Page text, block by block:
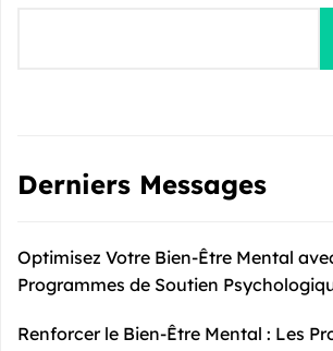
Derniers Messages
Optimisez Votre Bien-Être Mental
Programmes de Soutien
Renforcer le Bien-Être Mental : Les